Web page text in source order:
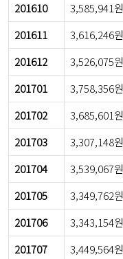
201610
3,585,941원
201611
3,616,246원
201612
3,526,075원
201701
3,758,356원
201702
3,685,601원
201703
3,307,148원
201704
3,539,067원
201705
3,349,762원
201706
3,343,154원
201707
3,449,564원